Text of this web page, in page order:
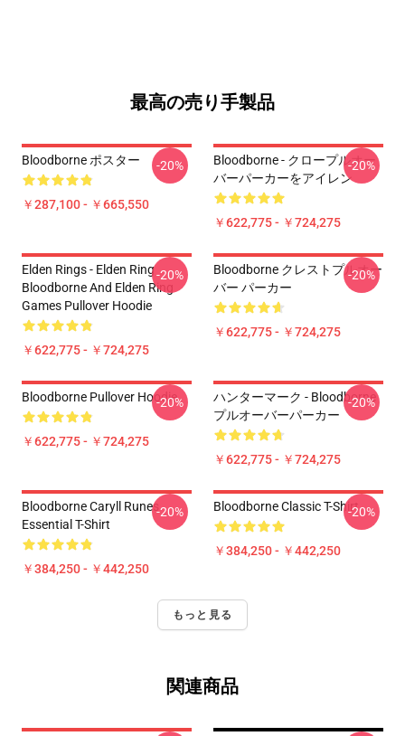
最高の売り手製品
Bloodborne ポスター
￥287,100 - ￥665,550
-20%
Bloodborne - クロープルオー
バーパーカーをアイレン
￥622,775 - ￥724,275
-20%
Elden Rings - Elden Ring
Bloodborne And Elden Ring
Games Pullover Hoodie
￥622,775 - ￥724,275
-20%
Bloodborne クレストプルオー
バー パーカー
￥622,775 - ￥724,275
-20%
Bloodborne Pullover Hoodie
￥622,775 - ￥724,275
-20%
ハンターマーク - Bloodborne
プルオーバーパーカー
￥622,775 - ￥724,275
-20%
Bloodborne Caryll Runes
Essential T-Shirt
￥384,250 - ￥442,250
-20% Bloodborne Classic T-Shirt
￥384,250 - ￥442,250
-20%
もっと見る
関連商品